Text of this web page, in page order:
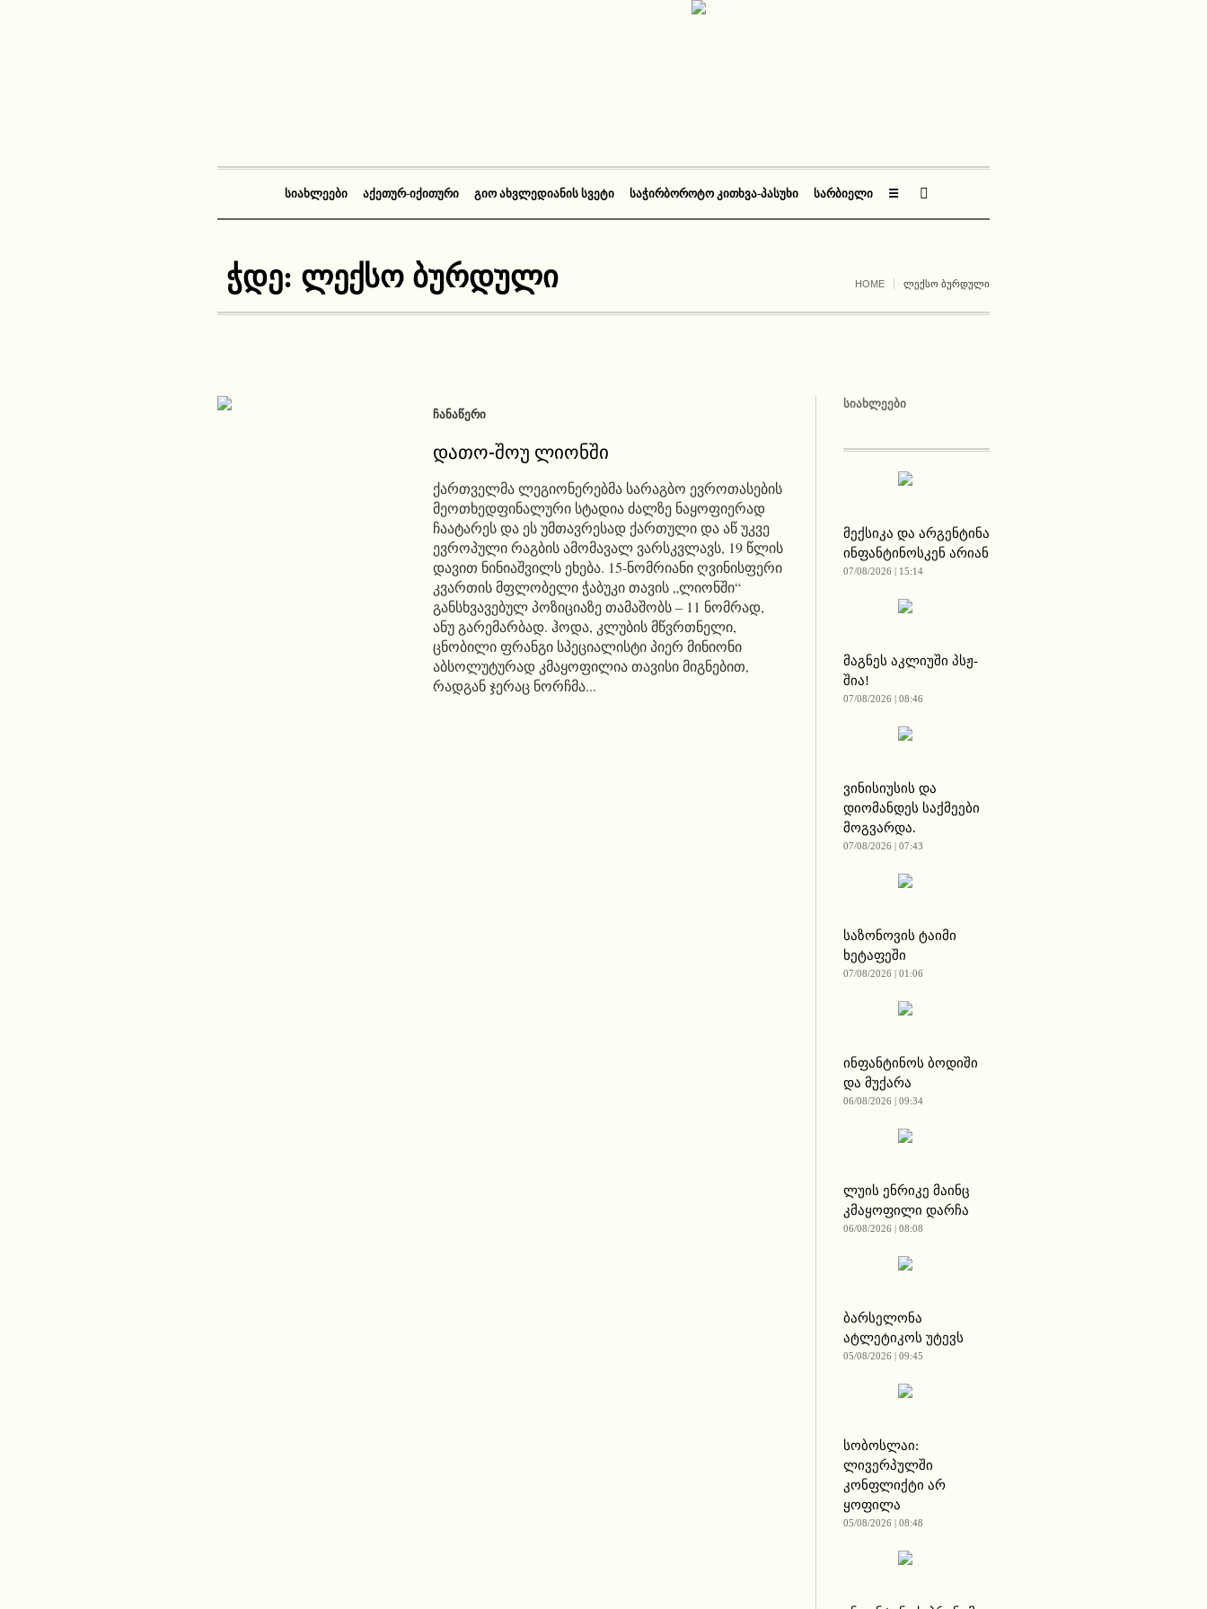
ᲡᲘᲐᲮᲚᲔᲔᲑᲘ ᲐᲥᲔᲗᲣᲠ-ᲘᲥᲘᲗᲣᲠᲘ ᲒᲘᲝ ᲐᲮᲕᲚᲔᲓᲘᲐᲜᲘᲡ ᲡᲕᲔᲢᲘ ᲡᲐᲭᲘᲠᲑᲝᲠᲝᲢᲝ ᲙᲘᲗᲮᲕᲐ-ᲞᲐᲡᲣᲮᲘ ᲡᲐᲠᲑᲘᲔᲚᲘ ☰
ჭდე: ლექსო ბურდული HOME ᲚᲔᲥᲡᲝ ᲑᲣᲠᲓᲣᲚᲘ
ᲩᲐᲜᲐᲬᲔᲠᲘ
დათო-შოუ ლიონში
ქართველმა ლეგიონერებმა სარაგბო ევროთასების
მეოთხედფინალური სტადია ძალზე ნაყოფიერად
ჩაატარეს და ეს უმთავრესად ქართული და აწ უკვე
ევროპული რაგბის ამომავალ ვარსკვლავს, 19 წლის
დავით ნინიაშვილს ეხება. 15-ნომრიანი ღვინისფერი
კვართის მფლობელი ჭაბუკი თავის „ლიონში“
განსხვავებულ პოზიციაზე თამაშობს – 11 ნომრად,
ანუ გარემარბად. ჰოდა, კლუბის მწვრთნელი,
ცნობილი ფრანგი სპეციალისტი პიერ მინიონი
აბსოლუტურად კმაყოფილია თავისი მიგნებით,
რადგან ჯერაც ნორჩმა...
ᲡᲘᲐᲮᲚᲔᲔᲑᲘ
მექსიკა და არგენტინა
ინფანტინოსკენ არიან
07/08/2026 | 15:14
მაგნეს აკლიუში პსჟ-
შია!
07/08/2026 | 08:46
ვინისიუსის და
დიომანდეს საქმეები
მოგვარდა.
07/08/2026 | 07:43
საზონოვის ტაიმი
ხეტაფეში
07/08/2026 | 01:06
ინფანტინოს ბოდიში
და მუქარა
06/08/2026 | 09:34
ლუის ენრიკე მაინც
კმაყოფილი დარჩა
06/08/2026 | 08:08
ბარსელონა
ატლეტიკოს უტევს
05/08/2026 | 09:45
სობოსლაი:
ლივერპულში
კონფლიქტი არ
ყოფილა
05/08/2026 | 08:48